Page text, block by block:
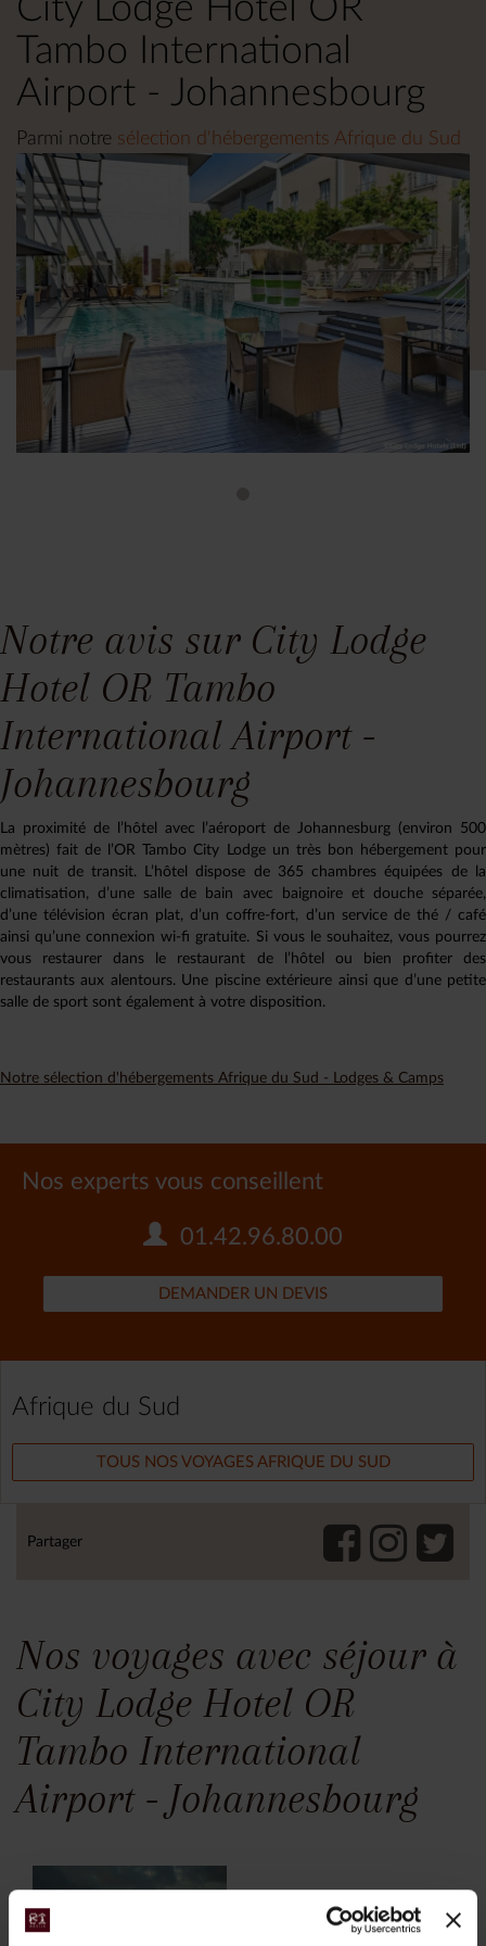
City Lodge Hotel OR
Tambo International
Airport - Johannesbourg
Parmi notre sélection d'hébergements Afrique du Sud
Notre avis sur City Lodge
Hotel OR Tambo
International Airport -
Johannesbourg
La proximité de l’hôtel avec l’aéroport de Johannesburg (environ 500
mètres) fait de l’OR Tambo City Lodge un très bon hébergement pour
une nuit de transit. L’hôtel dispose de 365 chambres équipées de la
climatisation, d’une salle de bain avec baignoire et douche séparée,
d’une télévision écran plat, d’un coffre-fort, d’un service de thé / café
ainsi qu’une connexion wi-fi gratuite. Si vous le souhaitez, vous pourrez
vous restaurer dans le restaurant de l’hôtel ou bien profiter des
restaurants aux alentours. Une piscine extérieure ainsi que d’une petite
salle de sport sont également à votre disposition.
Notre sélection d'hébergements Afrique du Sud - Lodges & Camps
Nos experts vous conseillent
01.42.96.80.00
DEMANDER UN DEVIS
Afrique du Sud
TOUS NOS VOYAGES AFRIQUE DU SUD
Partager
Nos voyages avec séjour à
City Lodge Hotel OR
Tambo International
Airport - Johannesbourg